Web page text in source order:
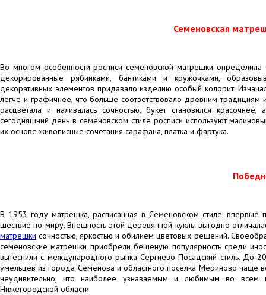
Семеновская
Во многом особенности росписи семеновской матрешки
декорированные рябинками, бантиками и кружочками,
декоративных элементов придавало изделию особый колорит.
легче и графичнее, что больше соответствовало древним
расцветала и наливалась сочностью, букет становился
сегодняшний день в семеновском стиле росписи используют
их основе живописные сочетания сарафана, платка и фартука.
В 1953 году матрешка, расписанная в Семеновском стиле,
шествие по миру. Внешность этой деревянной куклы выгодно
матрешки сочностью, яркостью и обилием цветовых решений.
семеновские матрешки приобрели бешеную популярность среди
вытеснили с международного рынка Сергиево Посадский стиль. До
умельцев из города Семенова и областного поселка Мериново чаще
неудивительно, что наиболее узнаваемым и любимым во всем
Нижегородской области.